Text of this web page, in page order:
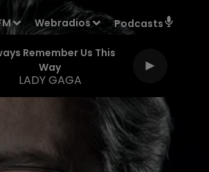
Webradios Podcasts
Remember Us This
Way
LADY GAGA